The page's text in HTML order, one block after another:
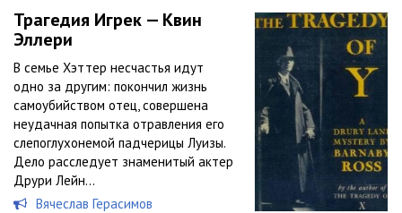
Трагедия Игрек — Квин
Эллери
В семье Хэттер несчастья идут
одно за другим: покончил жизнь
самоубийством отец, совершена
неудачная попытка отравления его
слепоглухонемой падчерицы Луизы.
Дело расследует знаменитый актер
Друри Лейн…
Вячеслав Герасимов